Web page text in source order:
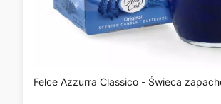
Felce Azzurra Classico - Świeca